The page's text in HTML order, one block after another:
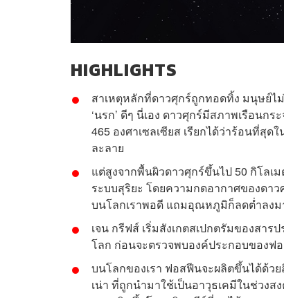
HIGHLIGHTS
สาเหตุหลักที่ดาวศุกร์ถูกทอดทิ้ง มนุษย์ไ
‘นรก’ ดีๆ นี่เอง ดาวศุกร์มีสภาพเรือน
465 องศาเซลเซียส เรียกได้ว่าร้อนที่สุ
ละลาย
แต่สูงจากพื้นผิวดาวศุกร์ขึ้นไป 50 กิโลเ
ระบบสุริยะ โดยความกดอากาศของดา
บนโลกเราพอดี แถมอุณหภูมิก็ลดต่ำลงม
เจน กรีฟส์ เริ่มสังเกตสเปกตรัมของส
โลก ก่อนจะตรวจพบองค์ประกอบของฟ
บนโลกของเรา ฟอสฟีนจะผลิตขึ้นได้ด้
เน่า ที่ถูกนำมาใช้เป็นอาวุธเคมีในช่วง